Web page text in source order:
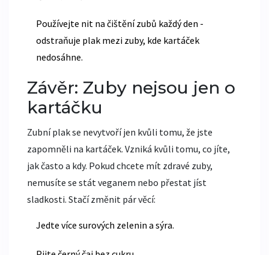
Používejte nit na čištění zubů každý den -
odstraňuje plak mezi zuby, kde kartáček
nedosáhne.
Závěr: Zuby nejsou jen o
kartáčku
Zubní plak se nevytvoří jen kvůli tomu, že jste
zapomněli na kartáček. Vzniká kvůli tomu, co jíte,
jak často a kdy. Pokud chcete mít zdravé zuby,
nemusíte se stát veganem nebo přestat jíst
sladkosti. Stačí změnit pár věcí:
Jedte více surových zelenin a sýra.